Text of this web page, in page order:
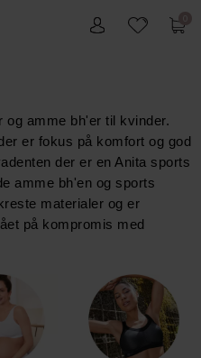
amme bh'er til kvinder.
er fokus på komfort og god
der er en Anita sports
amme bh'en og sports
materialer og er
på kompromis med